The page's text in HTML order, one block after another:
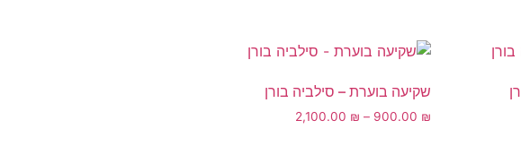
שקיעה בוערת – סילביה בורן
900.00 ₪
–
2,100.00 ₪